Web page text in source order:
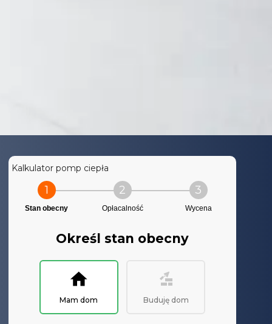
Kalkulator pomp ciepła
1
Stan obecny
2
Opłacalność
3
Wycena
Określ stan obecny
Mam dom Buduję dom